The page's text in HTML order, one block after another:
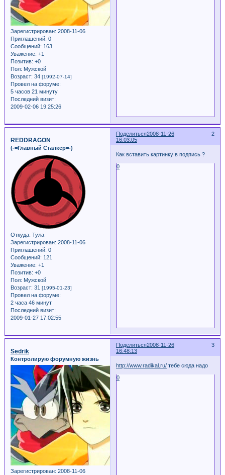
Зарегистрирован: 2008-11-06
Приглашений: 0
Сообщений: 163
Уважение: +1
Позитив: +0
Пол: Мужской
Возраст: 34 [1992-07-14]
Провел на форуме:
5 часов 21 минуту
Последний визит:
2009-02-06 19:25:26
Поделиться 2
2008-11-26
16:03:05
REDDRAGON
(-=Главный Сталкер=-)
Откуда: Тула
Зарегистрирован: 2008-11-06
Приглашений: 0
Сообщений: 121
Уважение: +1
Позитив: +0
Пол: Мужской
Возраст: 31 [1995-01-23]
Провел на форуме:
2 часа 46 минут
Последний визит:
2009-01-27 17:02:55
Как вставить картинку в подпись ?
0
Поделиться 3
2008-11-26
16:48:13
Sedrik
Контролирую форумную жизнь
Зарегистрирован: 2008-11-06
http://www.radikal.ru/тебе сюда надо
0